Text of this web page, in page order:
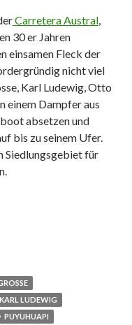
Carretera Austral,
30 er Jahren
einsamen Fleck der
nicht viel
Karl Ludewig, Otto
einem Dampfer aus
absetzen und
bis zu seinem Ufer.
Siedlungsgebiet für
KARL LUDEWIG
PUYUHUAPI